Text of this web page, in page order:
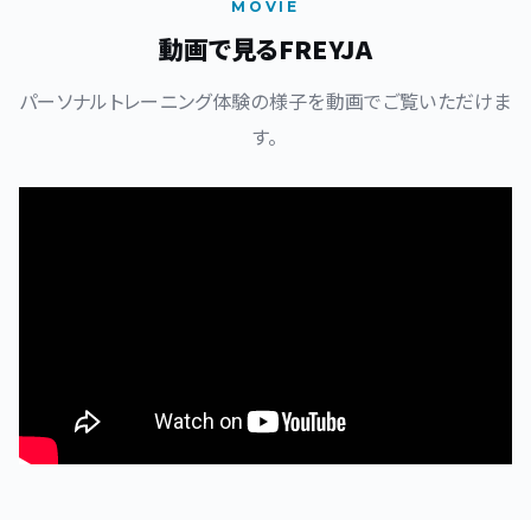
MOVIE
動画で見るFREYJA
パーソナルトレーニング体験の様子を動画でご覧いただけま
す。